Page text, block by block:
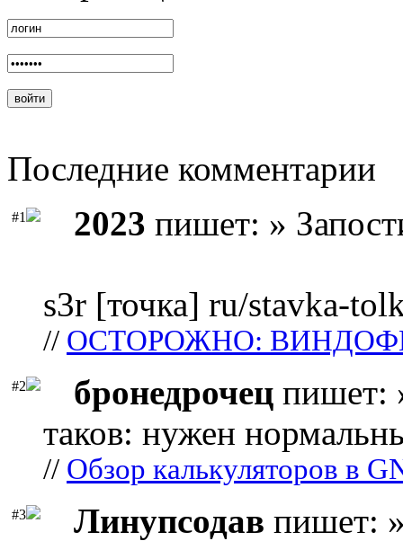
Последние комментарии
#1 2023 пишет: »
s3r [точка] ru/stavka-
// ОСТОРОЖНО:
#2 бронедрочец пишет:
таков: нужен
// Обзор калькуляторов в
#3 Линупсодав пишет: